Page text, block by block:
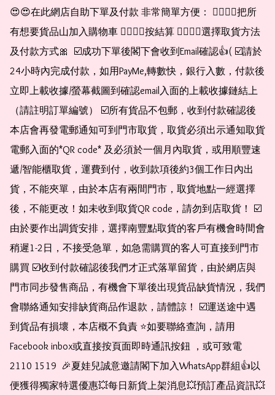
😍😍在此網店自助下單及付款 非常簡單方便： 👉🏻👉🏻把所
有想要貨品山加入購物車 👉🏻👉🏻按結算 👉🏻👉🏻選擇取貨方法
及付款方式🎀  ☑️成功下單後閣下會收到Email確認👍( ☑️請於
24小時內完成付款，如用PayMe,轉數快，銀行入數，付款後
立即上載收據/螢幕截圖到確認email入面的上載收據鏈結上
（請註明訂單編號） ☑️所有貨品不包郵，收到付款確認後
本店會再發電郵通知可到門市取貨，取貨必須出示通知取貨
電郵入面的*QR code* 及必須於一個月內取貨，或用順豐速
遞/智能櫃取貨，運費到付，收到款項後約3個工作日內出
貨，不能夾單，由於本店有兩間門市，取貨地點一經選擇
後，不能更改！如未收到取貨QR code，請勿到店取貨！ ☑️
由於要作出調貨安排，選擇南豐點取貨的客戶有機會時間會
稍遲1-2日，不接受急單，如急需購買的客人可直接到門市
購買 ☑️收到付款確認後我們才正式落單留貨，由於網店與
門市同步發售商品，有機會下單後出現貨品缺貨情況，我們
會聯絡通知安排缺貨商品作退款，請體諒！ ☑️運送途中遇
到貨品有損壞，本店概不負責 ⭐️如要聯絡查詢，請用
Facebook inbox或直接按頁面即時通訊按鈕 ，或可致電
2110 1519  🎉夏娃兒誠意邀請閣下加入WhatsApp群組👍以
便獲得獨家特選優惠💥每日新貨上架消息💥預訂產品資訊💥